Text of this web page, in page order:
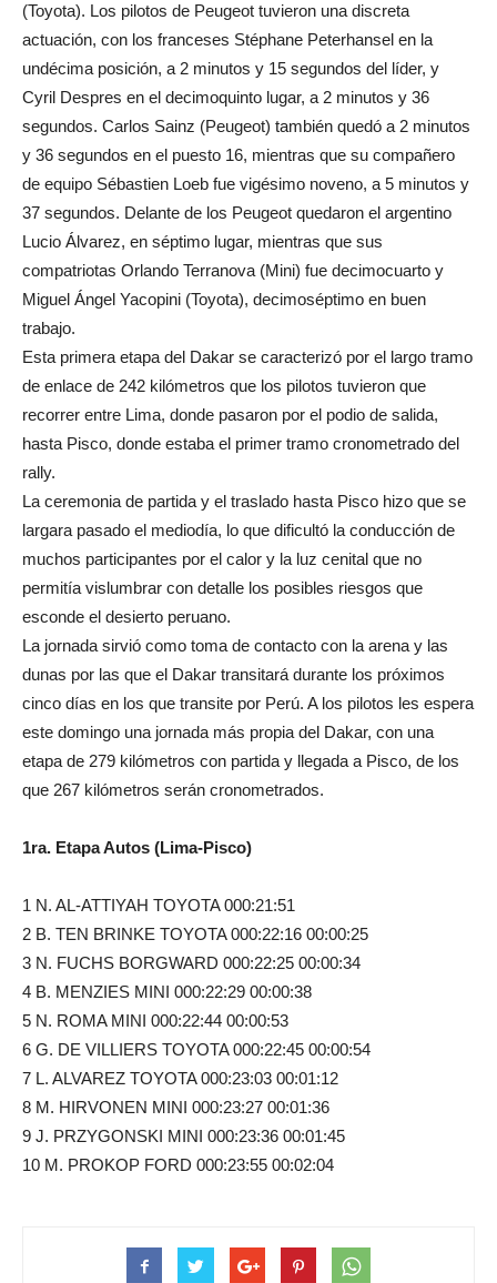
(Toyota). Los pilotos de Peugeot tuvieron una discreta
actuación, con los franceses Stéphane Peterhansel en la
undécima posición, a 2 minutos y 15 segundos del líder, y
Cyril Despres en el decimoquinto lugar, a 2 minutos y 36
segundos. Carlos Sainz (Peugeot) también quedó a 2 minutos
y 36 segundos en el puesto 16, mientras que su compañero
de equipo Sébastien Loeb fue vigésimo noveno, a 5 minutos y
37 segundos. Delante de los Peugeot quedaron el argentino
Lucio Álvarez, en séptimo lugar, mientras que sus
compatriotas Orlando Terranova (Mini) fue decimocuarto y
Miguel Ángel Yacopini (Toyota), decimoséptimo en buen
trabajo.
Esta primera etapa del Dakar se caracterizó por el largo tramo
de enlace de 242 kilómetros que los pilotos tuvieron que
recorrer entre Lima, donde pasaron por el podio de salida,
hasta Pisco, donde estaba el primer tramo cronometrado del
rally.
La ceremonia de partida y el traslado hasta Pisco hizo que se
largara pasado el mediodía, lo que dificultó la conducción de
muchos participantes por el calor y la luz cenital que no
permitía vislumbrar con detalle los posibles riesgos que
esconde el desierto peruano.
La jornada sirvió como toma de contacto con la arena y las
dunas por las que el Dakar transitará durante los próximos
cinco días en los que transite por Perú. A los pilotos les espera
este domingo una jornada más propia del Dakar, con una
etapa de 279 kilómetros con partida y llegada a Pisco, de los
que 267 kilómetros serán cronometrados.
1ra. Etapa Autos (Lima-Pisco)
1 N. AL-ATTIYAH TOYOTA 000:21:51
2 B. TEN BRINKE TOYOTA 000:22:16 00:00:25
3 N. FUCHS BORGWARD 000:22:25 00:00:34
4 B. MENZIES MINI 000:22:29 00:00:38
5 N. ROMA MINI 000:22:44 00:00:53
6 G. DE VILLIERS TOYOTA 000:22:45 00:00:54
7 L. ALVAREZ TOYOTA 000:23:03 00:01:12
8 M. HIRVONEN MINI 000:23:27 00:01:36
9 J. PRZYGONSKI MINI 000:23:36 00:01:45
10 M. PROKOP FORD 000:23:55 00:02:04